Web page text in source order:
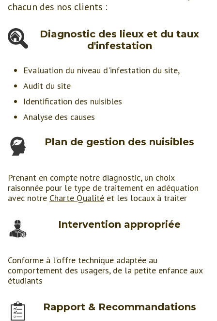
chacun des nos clients :
Diagnostic des lieux et du taux
d'infestation
Evaluation du niveau d'infestation du site,
Audit du site
Identification des nuisibles
Analyse des causes
Plan de gestion des nuisibles
Prenant en compte notre diagnostic, un choix
raisonnée pour le type de traitement en adéquation
avec notre Charte Qualité et les locaux à traiter
Intervention appropriée
Conforme à l'offre technique adaptée au
comportement des usagers, de la petite enfance aux
étudiants
Rapport & Recommandations